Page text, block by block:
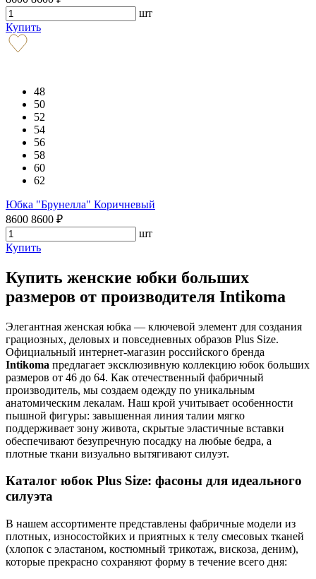
шт
Купить
48
50
52
54
56
58
60
62
Юбка "Брунелла" Коричневый
8600 8600 ₽
шт
Купить
Купить женские юбки больших
размеров от производителя Intikoma
Элегантная женская юбка — ключевой элемент для создания
грациозных, деловых и повседневных образов Plus Size.
Официальный интернет-магазин российского бренда
Intikoma предлагает эксклюзивную коллекцию юбок больших
размеров от 46 до 64. Как отечественный фабричный
производитель, мы создаем одежду по уникальным
анатомическим лекалам. Наш крой учитывает особенности
пышной фигуры: завышенная линия талии мягко
поддерживает зону живота, скрытые эластичные вставки
обеспечивают безупречную посадку на любые бедра, а
плотные ткани визуально вытягивают силуэт.
Каталог юбок Plus Size: фасоны для идеального
силуэта
В нашем ассортименте представлены фабричные модели из
плотных, износостойких и приятных к телу смесовых тканей
(хлопок с эластаном, костюмный трикотаж, вискоза, деним),
которые прекрасно сохраняют форму в течение всего дня: